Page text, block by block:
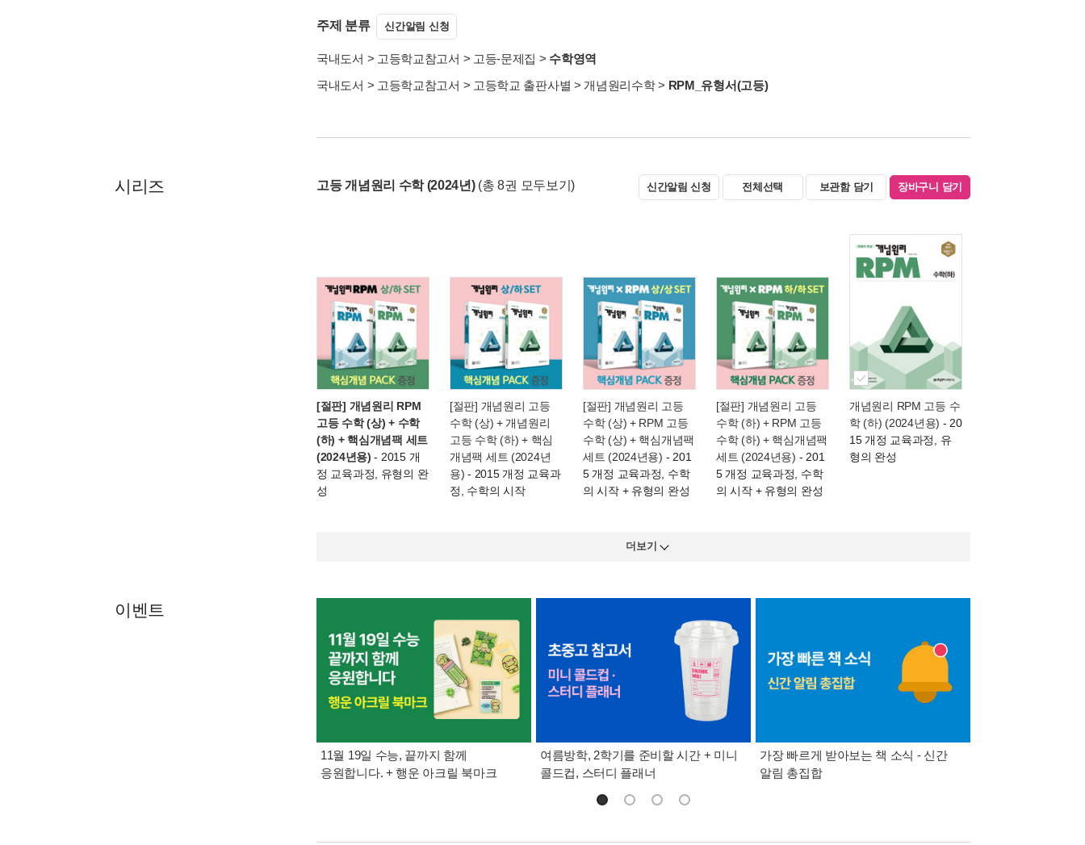
주제 분류 신간알림 신청
국내도서 > 고등학교참고서 > 고등-문제집 > 수학영역
국내도서 > 고등학교참고서 > 고등학교 출판사별 > 개념원리수학> RPM_유형서(고등)
시리즈 고등 개념원리 수학 (2024년) (총 8권 모두보기) 신간알림 신청 전체선택 보관함 담기 장바구니 담기
[절판] 개념원리 RPM
고등 수학 (상) + 수학
(하) + 핵심개념팩 세트
(2024년용) - 2015 개
정 교육과정, 유형의 완
성
[절판] 개념원리 고등
수학 (상) + 개념원리
고등 수학 (하) + 핵심
개념팩 세트 (2024년
용) - 2015 개정 교육과
정, 수학의 시작
[절판] 개념원리 고등
수학 (상) + RPM 고등
수학 (상) + 핵심개념팩
세트 (2024년용) - 201
5 개정 교육과정, 수학
의 시작 + 유형의 완성
[절판] 개념원리 고등
수학 (하) + RPM 고등
수학 (하) + 핵심개념팩
세트 (2024년용) - 201
5 개정 교육과정, 수학
의 시작 + 유형의 완성
개념원리 RPM 고등 수
학 (하) (2024년용) - 20
15 개정 교육과정, 유
형의 완성
더보기
이벤트
11월 19일 수능, 끝까지 함께
응원합니다. + 행운 아크릴 북마크
여름방학, 2학기를 준비할 시간 + 미니
콜드컵, 스터디 플래너
가장 빠르게 받아보는 책 소식 - 신간
알림 총집합